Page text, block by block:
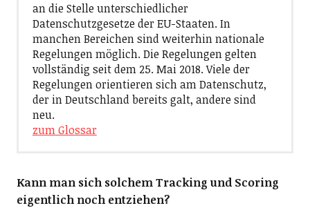
an die Stelle unterschiedlicher
Datenschutzgesetze der EU-Staaten. In
manchen Bereichen sind weiterhin nationale
Regelungen möglich. Die Regelungen gelten
vollständig seit dem 25. Mai 2018. Viele der
Regelungen orientieren sich am Datenschutz,
der in Deutschland bereits galt, andere sind
neu.
zum Glossar
Kann man sich solchem Tracking und Scoring
eigentlich noch entziehen?